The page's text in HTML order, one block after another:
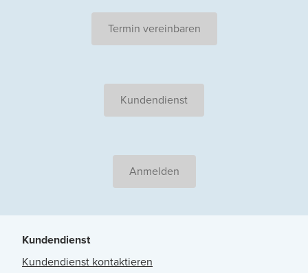
Termin vereinbaren
Kundendienst
Anmelden
Kundendienst
Kundendienst kontaktieren